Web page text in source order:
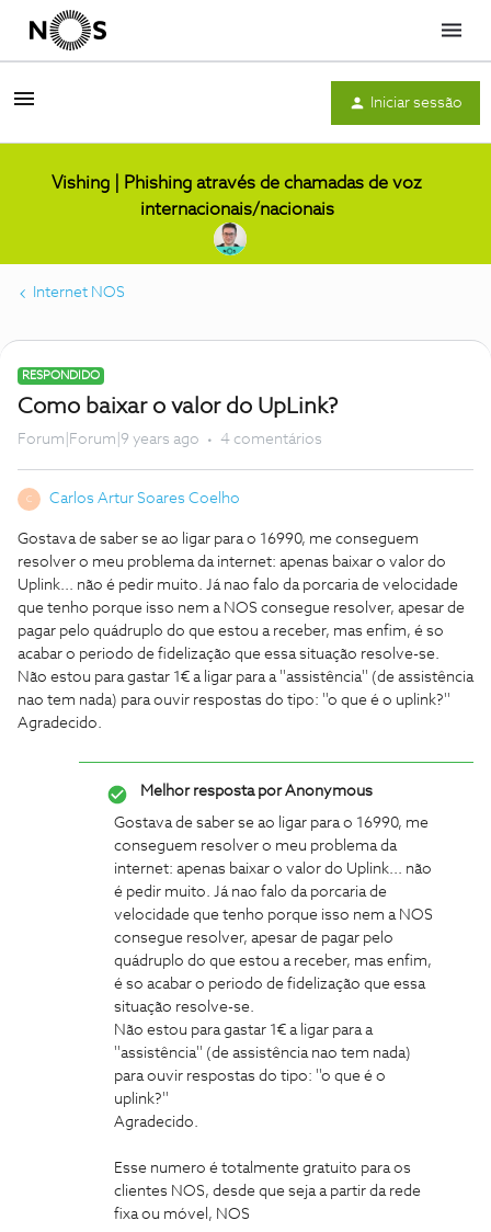
Menu
Iniciar sessão
Vishing | Phishing através de chamadas de voz
internacionais/nacionais
Internet NOS
RESPONDIDO
Como baixar o valor do UpLink?
Forum|Forum|9 years ago 4 comentários
C Carlos Artur Soares Coelho
Gostava de saber se ao ligar para o 16990, me conseguem
resolver o meu problema da internet: apenas baixar o valor do
Uplink... não é pedir muito. Já nao falo da porcaria de velocidade
que tenho porque isso nem a NOS consegue resolver, apesar de
pagar pelo quádruplo do que estou a receber, mas enfim, é so
acabar o periodo de fidelização que essa situação resolve-se.
Não estou para gastar 1€ a ligar para a ''assistência'' (de assistência
nao tem nada) para ouvir respostas do tipo: ''o que é o uplink?''
Agradecido.
Melhor resposta porAnonymous
Gostava de saber se ao ligar para o 16990, me
conseguem resolver o meu problema da
internet: apenas baixar o valor do Uplink... não
é pedir muito. Já nao falo da porcaria de
velocidade que tenho porque isso nem a NOS
consegue resolver, apesar de pagar pelo
quádruplo do que estou a receber, mas enfim,
é so acabar o periodo de fidelização que essa
situação resolve-se.
Não estou para gastar 1€ a ligar para a
''assistência'' (de assistência nao tem nada)
para ouvir respostas do tipo: ''o que é o
uplink?''
Agradecido.
Esse numero é totalmente gratuito para os
clientes NOS, desde que seja a partir da rede
fixa ou móvel, NOS